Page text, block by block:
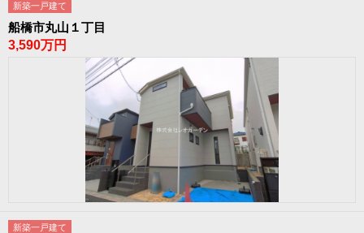
新築一戸建て
船橋市丸山１丁目
3,590万円
新築一戸建て